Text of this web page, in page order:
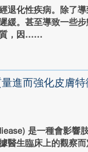
退化性疾病。除了
緩。甚至導致一些
，因...
進而強化皮膚
是一種會影響
醫生臨床上的觀察